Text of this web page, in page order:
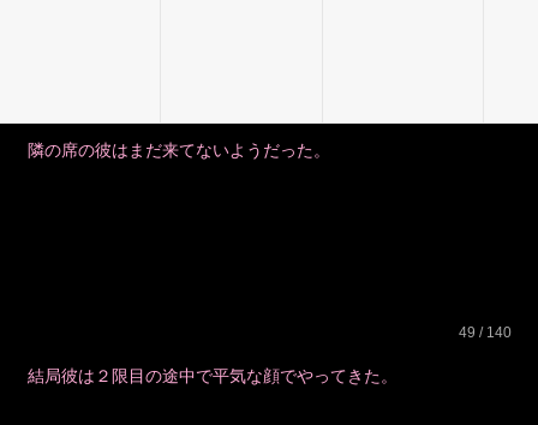
隣の席の彼はまだ来てないようだった。
49 / 140
結局彼は２限目の途中で平気な顔でやってきた。